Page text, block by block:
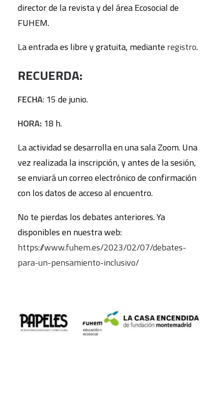
director de la revista y del área Ecosocial de
FUHEM.
La entrada es libre y gratuita, mediante registro.
RECUERDA:
FECHA: 15 de junio.
HORA: 18 h.
La actividad se desarrolla en una sala Zoom. Una
vez realizada la inscripción, y antes de la sesión,
se enviará un correo electrónico de confirmación
con los datos de acceso al encuentro.
No te pierdas los debates anteriores. Ya
disponibles en nuestra web:
https://www.fuhem.es/2023/02/07/debates-
para-un-pensamiento-inclusivo/